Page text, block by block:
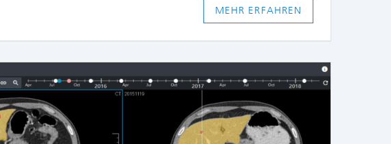
MEHR ERFAHREN
COMMENTS: